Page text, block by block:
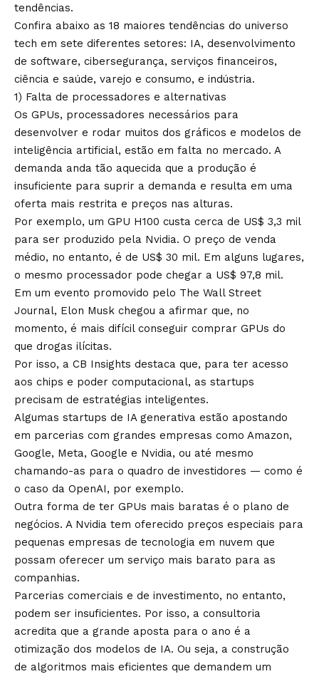
tendências.
Confira abaixo as 18 maiores tendências do universo
tech em sete diferentes setores: IA, desenvolvimento
de software, cibersegurança, serviços financeiros,
ciência e saúde, varejo e consumo, e indústria.
1) Falta de processadores e alternativas
Os GPUs, processadores necessários para
desenvolver e rodar muitos dos gráficos e modelos de
inteligência artificial, estão em falta no mercado. A
demanda anda tão aquecida que a produção é
insuficiente para suprir a demanda e resulta em uma
oferta mais restrita e preços nas alturas.
Por exemplo, um GPU H100 custa cerca de US$ 3,3 mil
para ser produzido pela Nvidia. O preço de venda
médio, no entanto, é de US$ 30 mil. Em alguns lugares,
o mesmo processador pode chegar a US$ 97,8 mil.
Em um evento promovido pelo The Wall Street
Journal, Elon Musk chegou a afirmar que, no
momento, é mais difícil conseguir comprar GPUs do
que drogas ilícitas.
Por isso, a CB Insights destaca que, para ter acesso
aos chips e poder computacional, as startups
precisam de estratégias inteligentes.
Algumas startups de IA generativa estão apostando
em parcerias com grandes empresas como Amazon,
Google, Meta, Google e Nvidia, ou até mesmo
chamando-as para o quadro de investidores — como é
o caso da OpenAI, por exemplo.
Outra forma de ter GPUs mais baratas é o plano de
negócios. A Nvidia tem oferecido preços especiais para
pequenas empresas de tecnologia em nuvem que
possam oferecer um serviço mais barato para as
companhias.
Parcerias comerciais e de investimento, no entanto,
podem ser insuficientes. Por isso, a consultoria
acredita que a grande aposta para o ano é a
otimização dos modelos de IA. Ou seja, a construção
de algoritmos mais eficientes que demandem um